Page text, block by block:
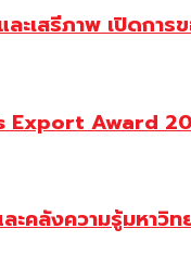
เสรีภาพ เปิดกา
Export Award
คลังความรู้มหาวิ